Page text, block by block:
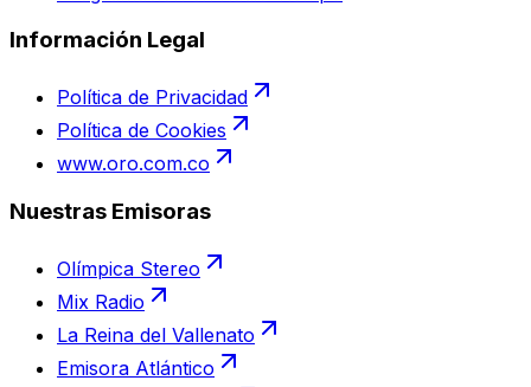
Información Legal
Política de Privacidad
Política de Cookies
www.oro.com.co
Nuestras Emisoras
Olímpica Stereo
Mix Radio
La Reina del Vallenato
Emisora Atlántico